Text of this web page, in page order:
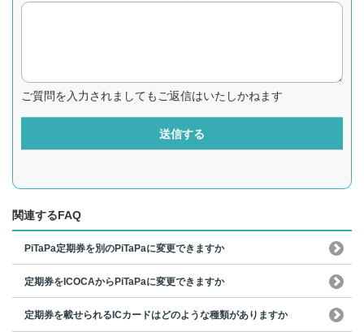
ご質問を入力されましてもご返信はいたしかねます
送信する
関連するFAQ
PiTaPa定期券を別のPiTaPaに変更できますか
定期券をICOCAからPiTaPaに変更できますか
定期券を載せられるICカードはどのような種類がありますか